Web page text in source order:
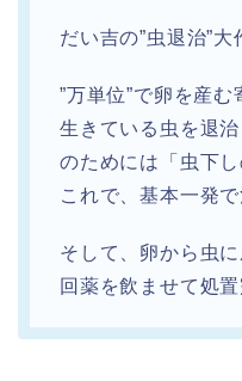
だい吉の”虫退治”大
”万単位”で卵を産
生きている虫を退
のためには「虫下
これで、基本一発
そして、卵から虫
回薬を飲ませて処置